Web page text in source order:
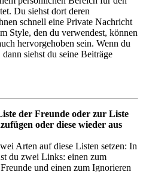
Du siehst dort deren
schnell eine Private Nachricht
Style, den du verwendest, können
hervorgehoben sein. Wenn du
siehst du seine Beiträge
der Freunde oder zur Liste
oder diese wieder aus
Arten auf diese Listen setzen: In
du zwei Links: einen zum
und einen zum Ignorieren